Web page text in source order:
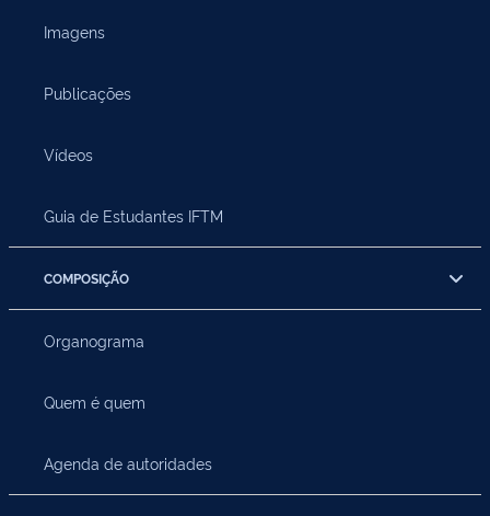
Imagens
Publicações
Vídeos
Guia de Estudantes IFTM
COMPOSIÇÃO
Organograma
Quem é quem
Agenda de autoridades